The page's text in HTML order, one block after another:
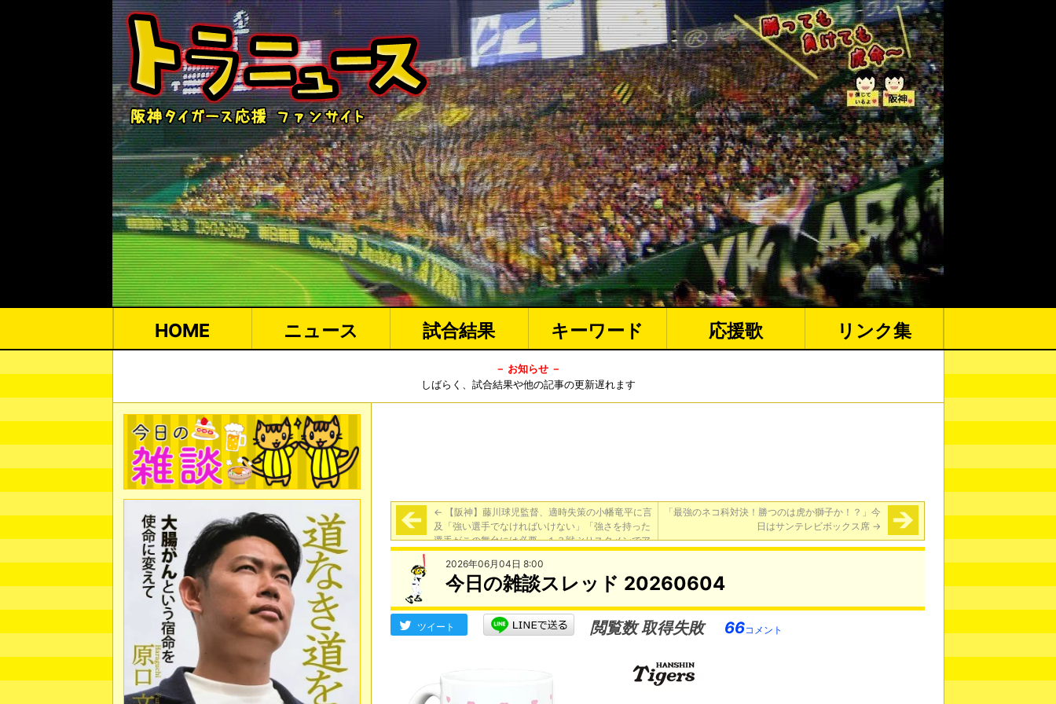
HOME ニュース 試合結果 キーワード 応援歌 リンク集
－ お知らせ －
しばらく、試合結果や他の記事の更新遅れます
← 【阪神】藤川球児監督、適時失策の小幡竜平に言
及「強い選手でなければいけない」「強さを持った
選手がこの舞台には必要」１３戦ぶりスタメンでア
ピール失敗（報知）
「最強のネコ科対決！勝つのは虎か獅子か！？」今
日はサンテレビボックス席 →
2026年06月04日 8:00
今日の雑談スレッド 20260604
ツイート 閲覧数 取得失敗 66コメント